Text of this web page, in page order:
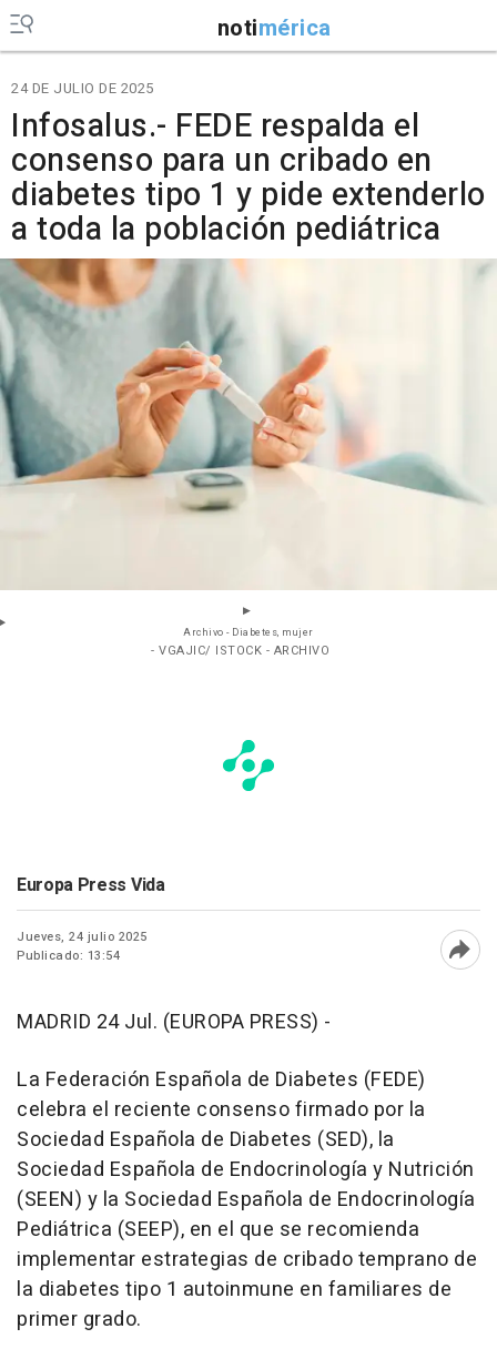
notimérica
24 DE JULIO DE 2025
Infosalus.- FEDE respalda el
consenso para un cribado en
diabetes tipo 1 y pide extenderlo
a toda la población pediátrica
Archivo - Diabetes, mujer
- VGAJIC/ ISTOCK - ARCHIVO
Europa Press Vida
Jueves, 24 julio 2025
Publicado: 13:54
MADRID 24 Jul. (EUROPA PRESS) -
La Federación Española de Diabetes (FEDE)
celebra el reciente consenso firmado por la
Sociedad Española de Diabetes (SED), la
Sociedad Española de Endocrinología y Nutrición
(SEEN) y la Sociedad Española de Endocrinología
Pediátrica (SEEP), en el que se recomienda
implementar estrategias de cribado temprano de
la diabetes tipo 1 autoinmune en familiares de
primer grado.